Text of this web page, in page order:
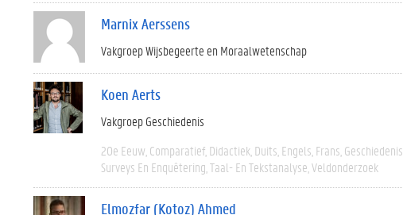
Marnix Aerssens
Vakgroep Wijsbegeerte en Moraalwetenschap
Koen Aerts
Vakgroep Geschiedenis
20e Eeuw Comparatief Didactiek Duits Engels Frans Geschiedenis
Surveys En Enquêtering Taal- En Tekstanalyse Veldonderzoek
Elmozfar (Kotoz) Ahmed